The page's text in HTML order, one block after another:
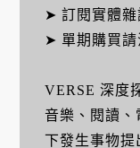
➤ 訂閱實體雜
➤ 單期購買請
VERSE 深度
音樂、閱讀、
下發生事物提